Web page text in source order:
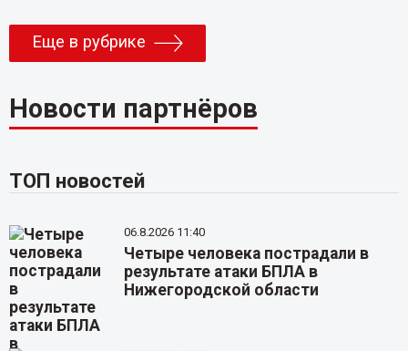
Еще в рубрике
Новости партнёров
ТОП новостей
06.8.2026 11:40
Четыре человека пострадали в
результате атаки БПЛА в
Нижегородской области